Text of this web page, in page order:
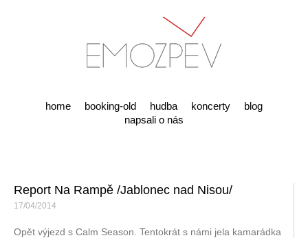
home booking-old hudba koncerty
blog
napsali o nás
Report Na Rampě /Jablonec nad Nisou/
17/04/2014
Opět výjezd s Calm Season. Tentokrát s námi jela kamarádka